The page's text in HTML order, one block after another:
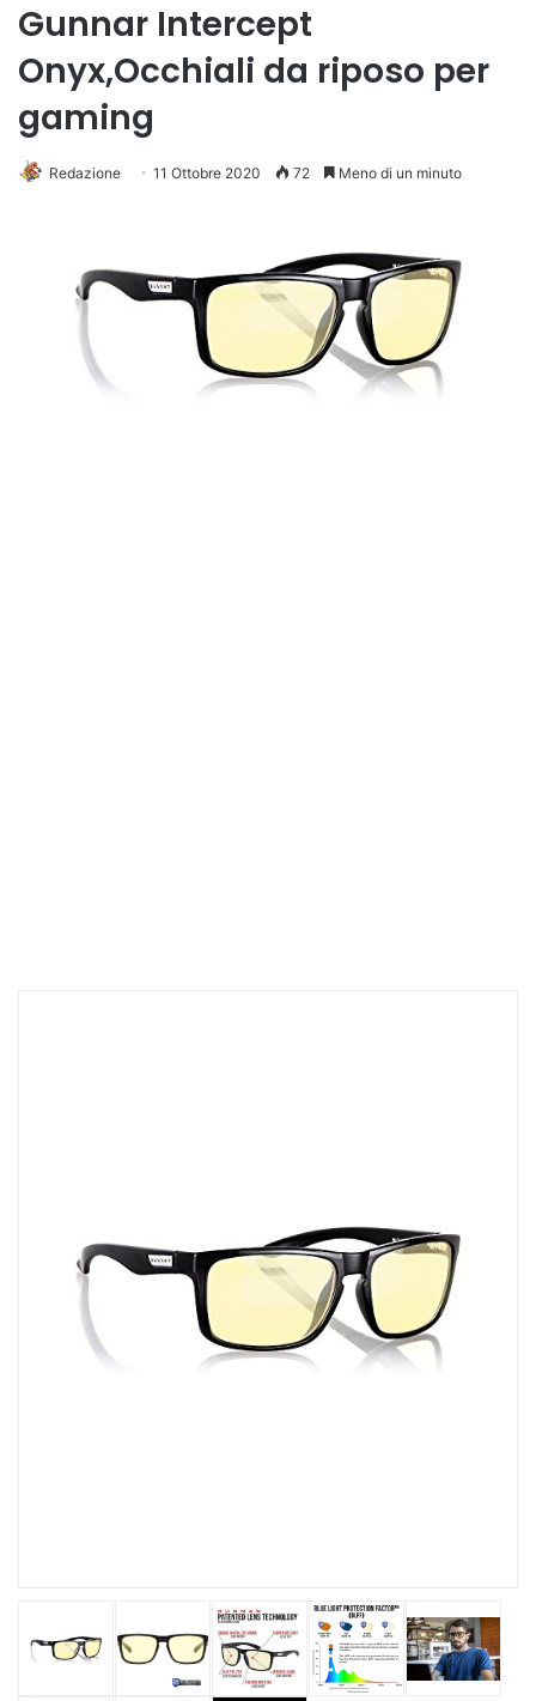
Gunnar Intercept
Onyx,Occhiali da riposo per
gaming
Redazione 11 Ottobre 2020 72 Meno di un minuto